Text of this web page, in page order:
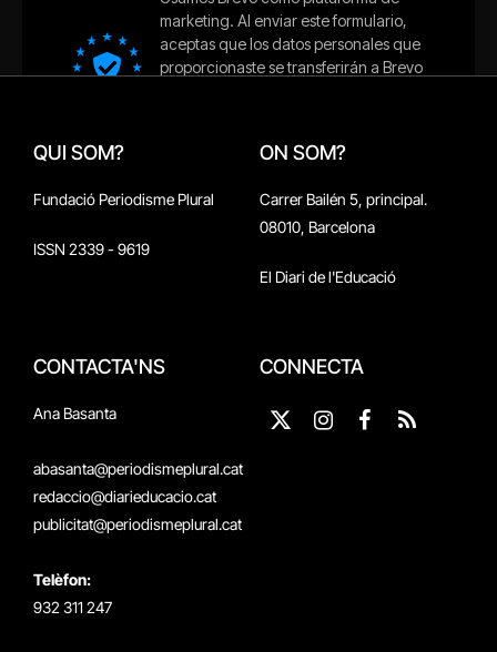
QUI SOM?
Fundació Periodisme Plural
ISSN 2339 - 9619
ON SOM?
Carrer Bailén 5, principal.
08010, Barcelona
El Diari de l'Educació
CONTACTA'NS
Ana Basanta
abasanta@periodismeplural.cat
redaccio@diarieducacio.cat
publicitat@periodismeplural.cat
Telèfon:
932 311 247
CONNECTA
X
Instagram
Facebook
RSS